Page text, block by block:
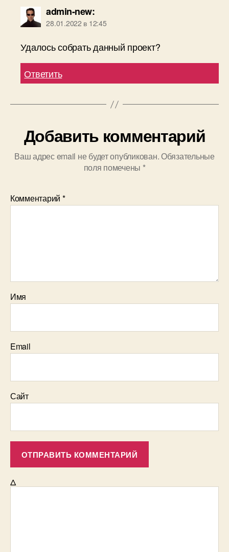
admin-new:
28.01.2022 в 12:45
Удалось собрать данный проект?
Ответить
Добавить комментарий
Ваш адрес email не будет опубликован.Обязательные
поля помечены *
Комментарий *
Имя
Email
Сайт
Δ